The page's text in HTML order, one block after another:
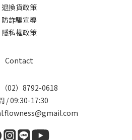
退換貨政策
防詐騙宣導
隱私權政策
Contact
02）8792-0618
/ 09:30-17:30